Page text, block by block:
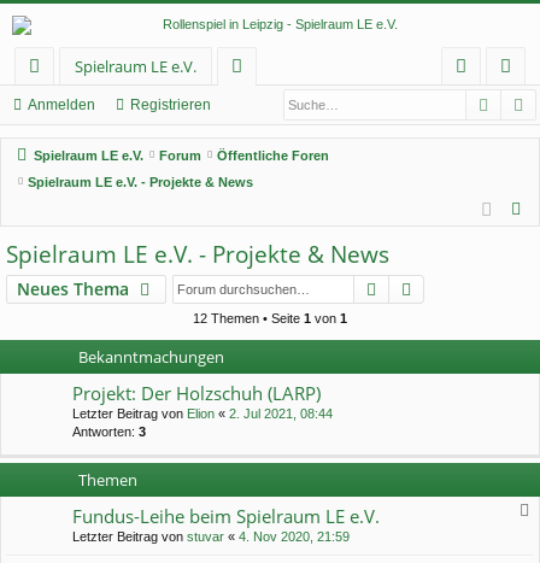
ch
ne
llz
rif
f
Spielraum LE e.V.
en
m
ist
re
Anmelden Registrieren
Spielraum LE e.V. Forum
Öffentliche Foren
Spielraum LE e.V. - Projekte & News
Spielraum LE e.V. - Projekte & News
Neues Thema Suche
12 Themen • Seite 1 von 1
Bekanntmachungen
Projekt: Der Holzschuh (LARP)
Letzter Beitrag von Elion « 2. Jul 2021, 08:44
Antworten: 3
Themen
Fundus-Leihe beim Spielraum LE e.V.
Letzter Beitrag von stuvar « 4. Nov 2020, 21:59